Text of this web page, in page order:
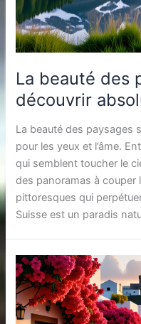
La beauté des
découvrir
La beauté des paysages
pour les yeux et l’âme.
qui semblent toucher le
des panoramas à couper
pittoresques qui
Suisse est un paradis